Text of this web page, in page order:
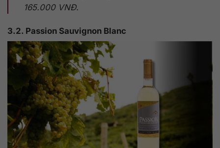
165.000 VNĐ.
3.2. Passion Sauvignon Blanc